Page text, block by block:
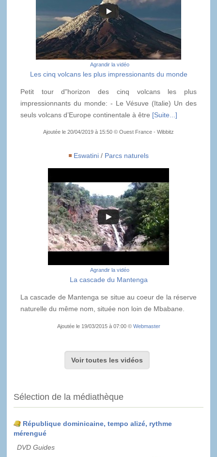
Agrandir la vidéo
Les cinq volcans les plus impressionants du monde
Petit tour d"horizon des cinq volcans les plus
impressionnants du monde: - Le Vésuve (Italie) Un des
seuls volcans d’Europe continentale à être [Suite...]
Ajoutée le 20/04/2019 à 15:50 © Ouest France - Wibbitz
Eswatini/ Parcs naturels
Agrandir la vidéo
La cascade du Mantenga
La cascade de Mantenga se situe au coeur de la réserve
naturelle du même nom, située non loin de Mbabane.
Ajoutée le 19/03/2015 à 07:00 © Webmaster
Voir toutes les vidéos
Sélection de la médiathèque
République dominicaine, tempo alizé, rythme
mérengué
DVD Guides